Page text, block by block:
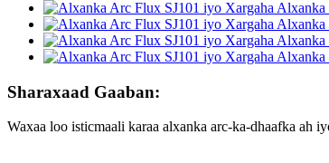
Sharaxaad Gaaban:
Waxaa loo isticmaali karaa alxanka arc-ka-dhaafka ah